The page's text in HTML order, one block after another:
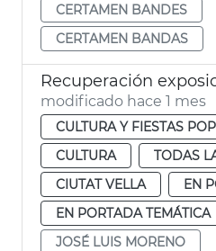
CERTAMEN BANDES
CERTAMEN BANDAS
Recuperación
modificado hace 1 mes
CULTURA Y FIESTAS
CULTURA
TODAS
CIUTAT VELLA
EN
EN PORTADA TEMÁTICA
JOSÉ LUIS MORENO